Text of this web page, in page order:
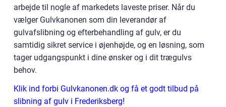
arbejde til nogle af markedets laveste priser. Når du
vælger Gulvkanonen som din leverandør af
gulvafslibning og efterbehandling af gulv, er du
samtidig sikret service i øjenhøjde, og en løsning, som
tager udgangspunkt i dine ønsker og i dit trægulvs
behov.
Klik ind forbi Gulvkanonen.dk og få et godt tilbud på
slibning af gulv i Frederiksberg!